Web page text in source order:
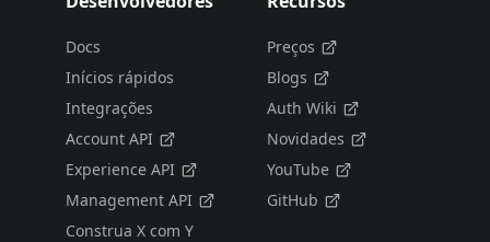
Docs
Inícios rápidos
Integrações
Account API
Experience API
Management API
Construa X com Y
Preços
Blogs
Auth Wiki
Novidades
YouTube
GitHub